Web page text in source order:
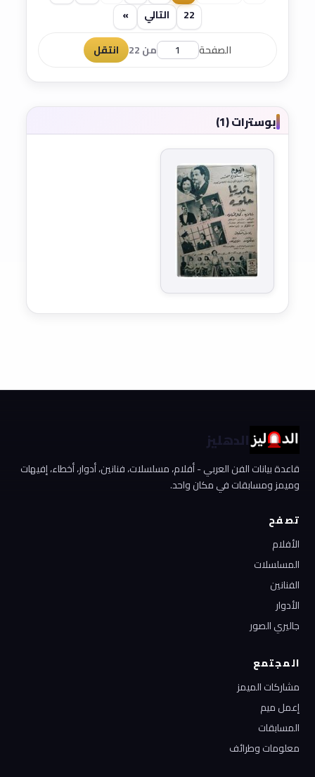
22
التالي
»
الصفحة
من 22 انتقل
بوسترات (1)
الدهليز
قاعدة بيانات الفن العربي - أفلام، مسلسلات، فنانين، أدوار، أخطاء، إفيهات
وميمز ومسابقات في مكان واحد.
تصفح
الأفلام
المسلسلات
الفنانين
الأدوار
جاليري الصور
المجتمع
مشاركات الميمز
إعمل ميم
المسابقات
معلومات وطرائف